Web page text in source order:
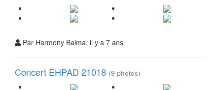
Par Harmony Balma, il y a 7 ans
Concert EHPAD 21018 (9 photos)